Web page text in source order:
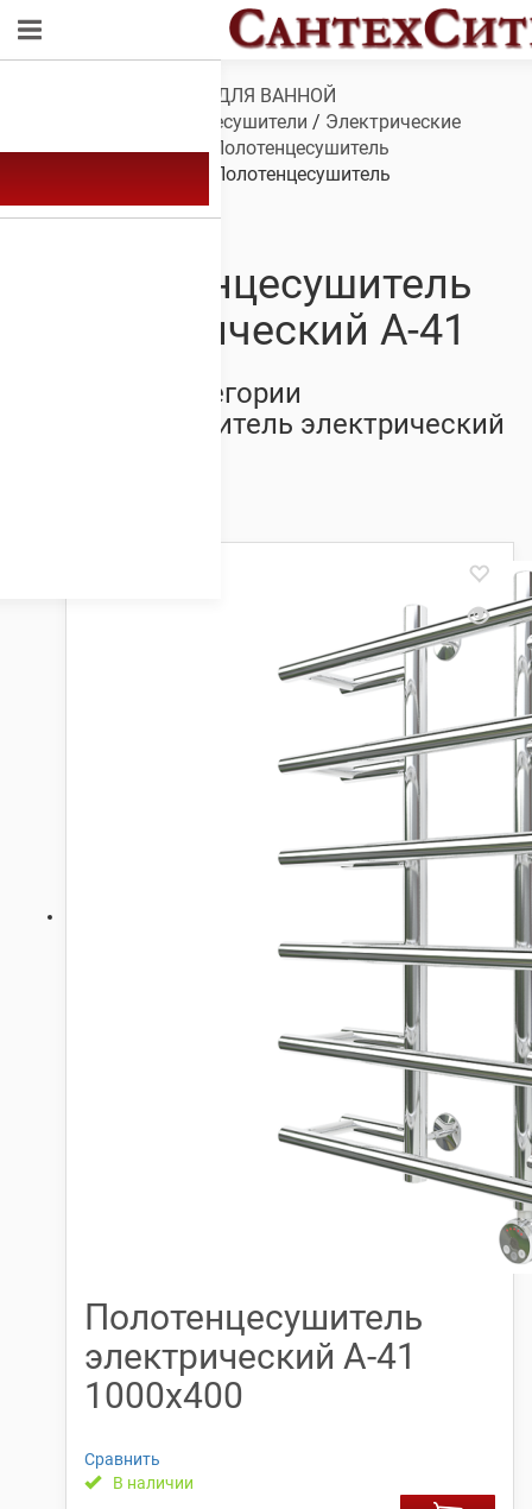
САНТЕХНИКА ДЛЯ ВАННОЙ
Полотенцесушители / Электрические
полотенцесушители/ Полотенцесушитель
/ Полотенцесушитель
электрический А-41
Полотенцесушитель
электрический А-41
Товары из категории
Полотенцесушитель электрический
Полотенцесушитель
электрический А-41
1000х400
Сравнить
В наличии